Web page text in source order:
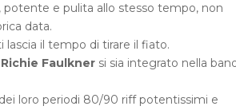
e pulita allo stesso tempo, non
data.
lascia il tempo di tirare il fiato.
Richie Faulknersi sia integrato nella
loro periodi 80/90 riff potentissimi e